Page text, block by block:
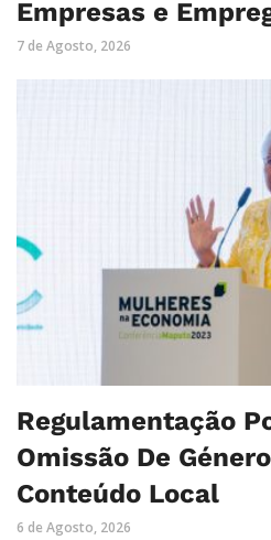
Empresas e
7 de Agosto, 2026
Regulamentação
Omissão De
Conteúdo Local
6 de Agosto, 2026